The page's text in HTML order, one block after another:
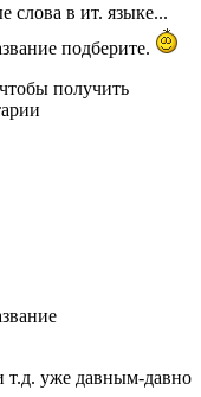
слова в ит. языке...
подберите.
получить
уже давным-давно